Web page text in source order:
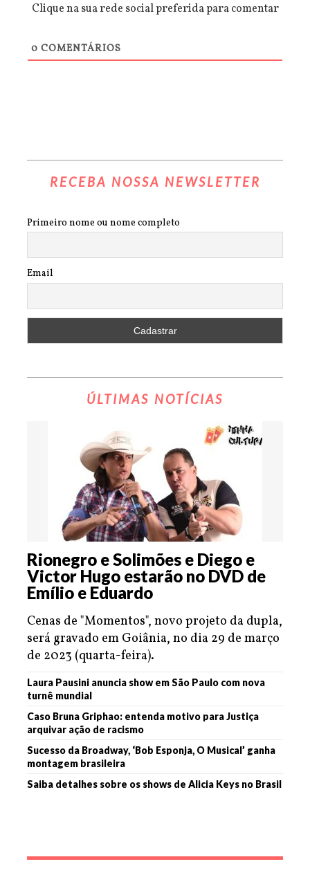
Clique na sua rede social preferida para comentar
0 COMENTÁRIOS
RECEBA NOSSA NEWSLETTER
Primeiro nome ou nome completo
Email
ÚLTIMAS NOTÍCIAS
Rionegro e Solimões e Diego e
Victor Hugo estarão no DVD de
Emílio e Eduardo
Cenas de "Momentos", novo projeto da dupla,
será gravado em Goiânia, no dia 29 de março
de 2023 (quarta-feira).
Laura Pausini anuncia show em São Paulo com nova
turnê mundial
Caso Bruna Griphao: entenda motivo para Justiça
arquivar ação de racismo
Sucesso da Broadway, ‘Bob Esponja, O Musical’ ganha
montagem brasileira
Saiba detalhes sobre os shows de Alicia Keys no Brasil